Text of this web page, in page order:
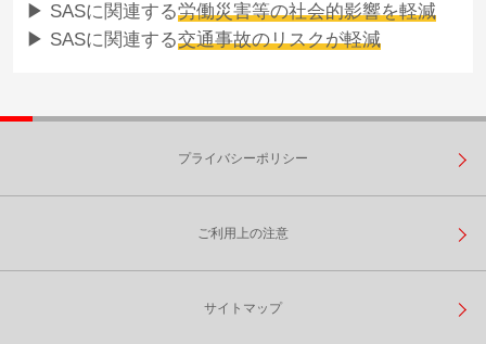
▶ SASに関連する労働災害等の社会的影響を軽減
▶ SASに関連する交通事故のリスクが軽減
プライバシーポリシー
ご利用上の注意
サイトマップ